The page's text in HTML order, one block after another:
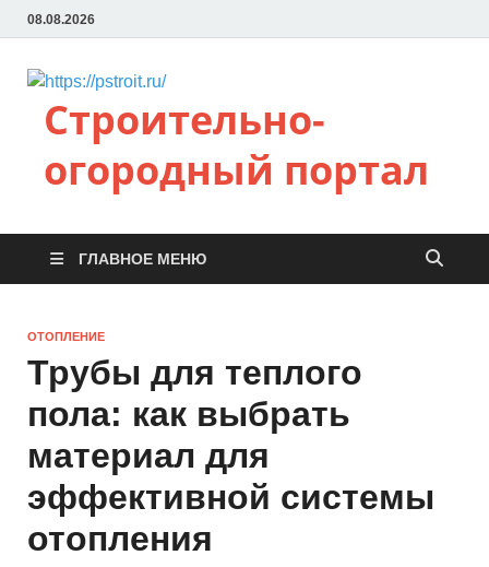
08.08.2026
Строительно-
огородный портал
ГЛАВНОЕ МЕНЮ
ОТОПЛЕНИЕ
Трубы для теплого
пола: как выбрать
материал для
эффективной системы
отопления